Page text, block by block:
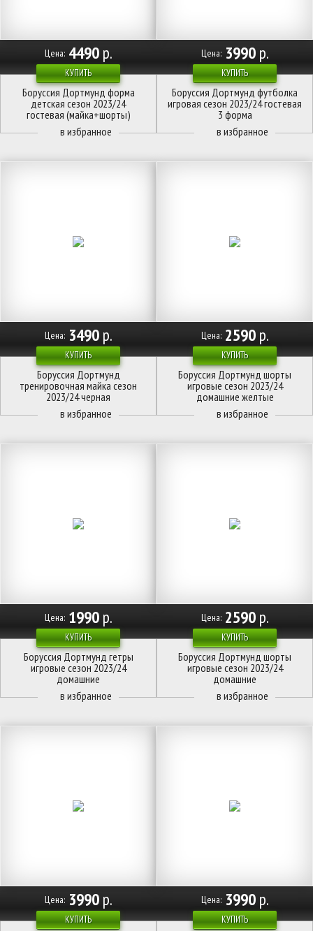
КУПИТЬ
Цена: 4490р.
Боруссия Дортмунд форма
детская сезон 2023/24
гостевая (майка+шорты)
КУПИТЬ
Цена: 3990р.
Боруссия Дортмунд футболка
игровая сезон 2023/24 гостевая
3 форма
КУПИТЬ
Цена: 3490р.
Боруссия Дортмунд
тренировочная майка сезон
2023/24 черная
КУПИТЬ
Цена: 2590р.
Боруссия Дортмунд шорты
игровые сезон 2023/24
домашние желтые
КУПИТЬ
Цена: 1990р.
Боруссия Дортмунд гетры
игровые сезон 2023/24
домашние
КУПИТЬ
Цена: 2590р.
Боруссия Дортмунд шорты
игровые сезон 2023/24
домашние
КУПИТЬ
Цена: 3990р.
КУПИТЬ
Цена: 3990р.